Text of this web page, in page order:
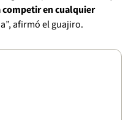
competir en cualquier
afirmó el guajiro.